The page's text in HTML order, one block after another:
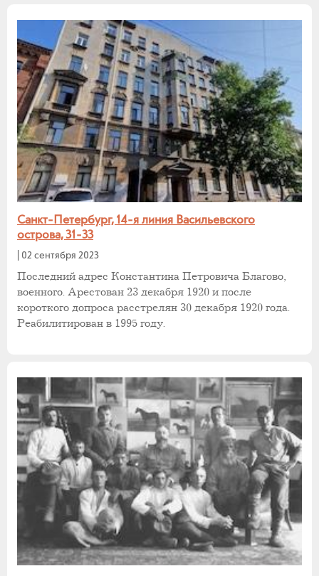
Санкт-Петербург, 14-я линия Васильевского
острова, 31-33
02 сентября 2023
Последний адрес Константина Петровича Благово,
военного. Арестован 23 декабря 1920 и после
короткого допроса расстрелян 30 декабря 1920 года.
Реабилитирован в 1995 году.